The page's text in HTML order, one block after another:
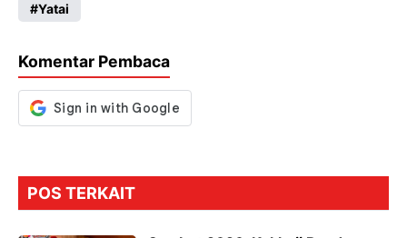
o
k
A
p
er
Yatai
Komentar Pembaca
POS TERKAIT